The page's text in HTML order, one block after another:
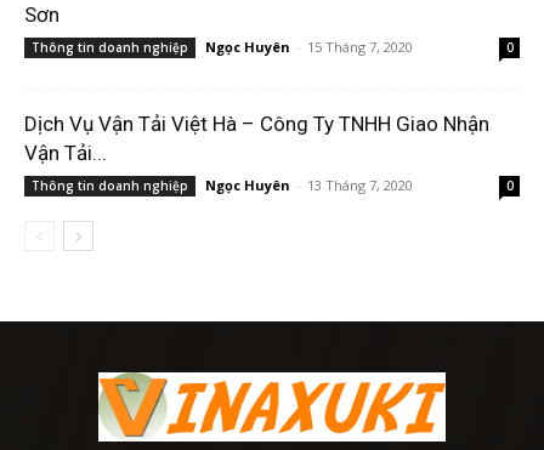
Sơn
Thông tin doanh nghiệp Ngọc Huyên - 15 Tháng 7, 2020 0
Dịch Vụ Vận Tải Việt Hà – Công Ty TNHH Giao Nhận
Vận Tải...
Thông tin doanh nghiệp Ngọc Huyên - 13 Tháng 7, 2020 0